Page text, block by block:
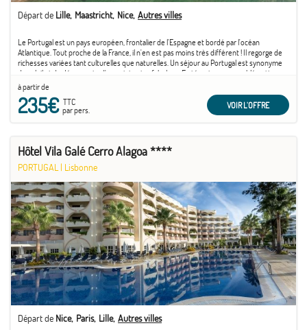
Départ de Lille Maastricht Nice Autres villes
Le Portugal est un pays européen, frontalier de l'Espagne et bordé par l'océan
Atlantique. Tout proche de la France, il n'en est pas moins très différent ! Il regorge de
richesses variées tant culturelles que naturelles. Un séjour au Portugal est synonyme
de soleil et de découverte d'un patrimoine fabuleux. En témoigne son emblématique
capitale ...
à partir de
235€TTC
par pers.
VOIR L'OFFRE
Hôtel Vila Galé Cerro Alagoa ****
PORTUGAL | Lisbonne
Départ de Nice Paris Lille Autres villes